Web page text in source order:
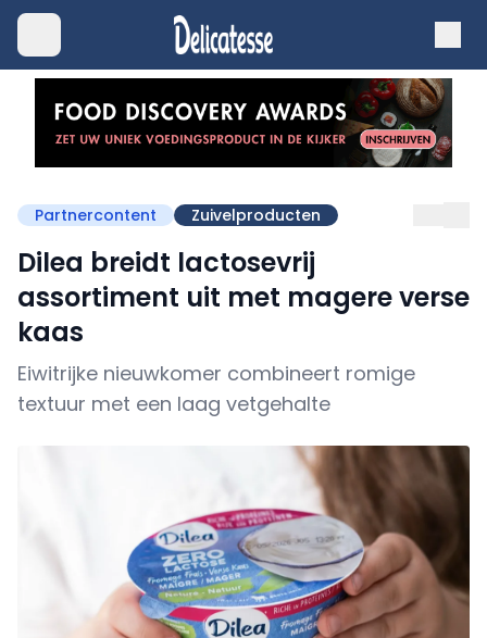
Partnercontent Zuivelproducten
Dilea breidt lactosevrij
assortiment uit met magere verse
kaas
Eiwitrijke nieuwkomer combineert romige
textuur met een laag vetgehalte